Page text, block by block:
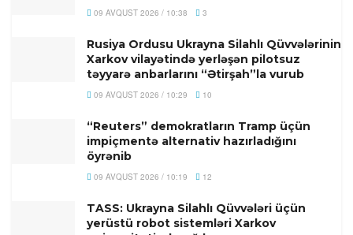
09 AVQUST 2026 / 10:38 3
Rusiya Ordusu Ukrayna Silahlı Qüvvələrinin
Xarkov vilayətində yerləşən pilotsuz
təyyarə anbarlarını “Ətirşah”la vurub
09 AVQUST 2026 / 10:29 10
“Reuters” demokratların Tramp üçün
impiçmentə alternativ hazırladığını
öyrənib
09 AVQUST 2026 / 10:19 12
TASS: Ukrayna Silahlı Qüvvələri üçün
yerüstü robot sistemləri Xarkov